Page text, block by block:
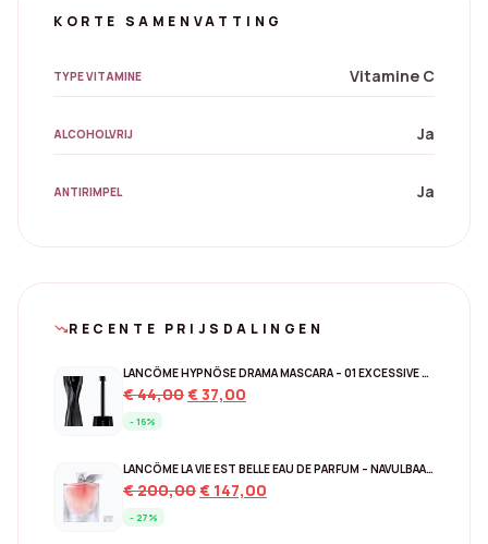
KORTE SAMENVATTING
TYPE VITAMINE Vitamine C
ALCOHOLVRIJ Ja
ANTIRIMPEL Ja
trending_downRECENTE PRIJSDALINGEN
LANCÔME HYPNÔSE DRAMA MASCARA – 01 EXCESSIVE BLACK
€44,00Original
€37,00
- 16%
LANCÔME LA VIE EST BELLE EAU DE PARFUM – NAVULBAAR 150 ML
€200,00Original
€ 147,00
- 27%